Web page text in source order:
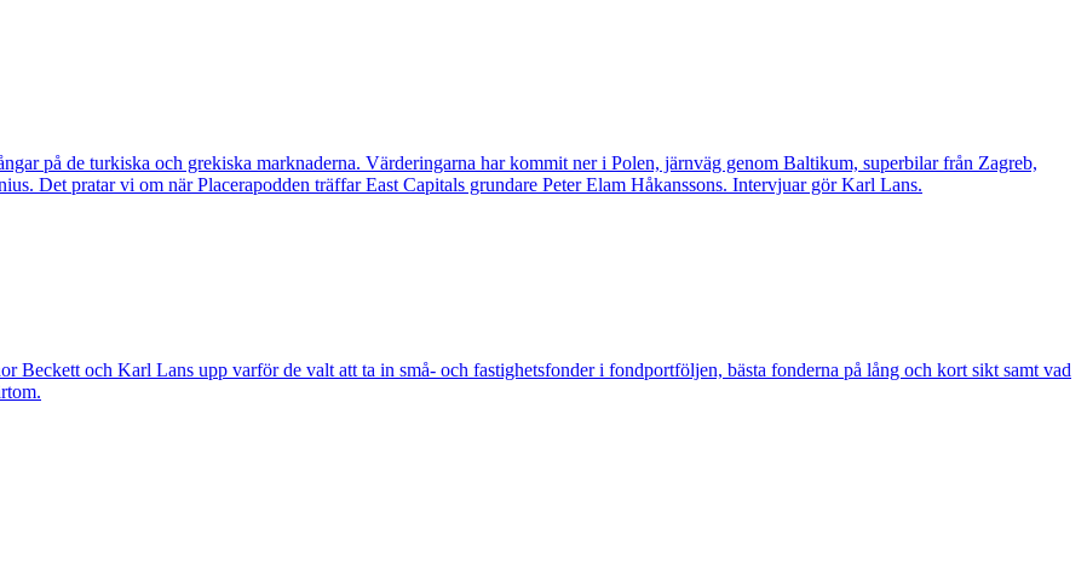
på de turkiska och grekiska marknaderna. Värderingarna har kommit ner i Polen, järnväg genom Baltikum, superbilar från Zagreb,
Det pratar vi om när Placerapodden träffar East Capitals grundare Peter Elam Håkanssons. Intervjuar gör Karl Lans.
Beckett och Karl Lans upp varför de valt att ta in små- och fastighetsfonder i fondportföljen, bästa fonderna på lång och kort sikt samt vad